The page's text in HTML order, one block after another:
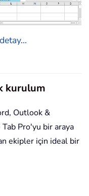
kurulum
Outlook &
Pro'yu bir araya
ekipler için ideal bir